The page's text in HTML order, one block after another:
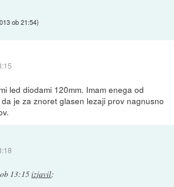
ob 21:54)
led diodami 120mm. Imam enega od
je za znoret glasen lezaji prov nagnusno
13:15izjavil: